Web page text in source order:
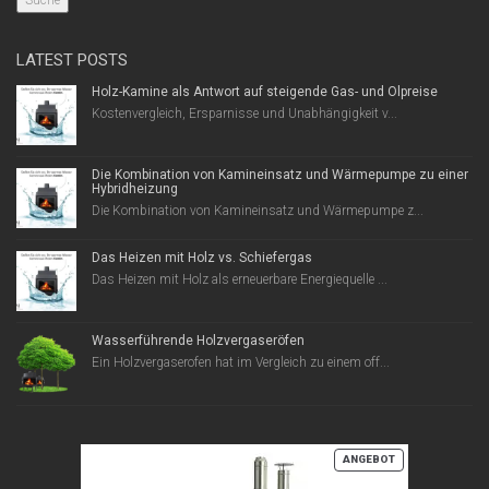
LATEST POSTS
Holz-Kamine als Antwort auf steigende Gas- und Ölpreise
Kostenvergleich, Ersparnisse und Unabhängigkeit v...
Die Kombination von Kamineinsatz und Wärmepumpe zu einer
Hybridheizung
Die Kombination von Kamineinsatz und Wärmepumpe z...
Das Heizen mit Holz vs. Schiefergas
Das Heizen mit Holz als erneuerbare Energiequelle ...
Wasserführende Holzvergaseröfen
Ein Holzvergaserofen hat im Vergleich zu einem off...
ANGEBOTPRODUKT
IM